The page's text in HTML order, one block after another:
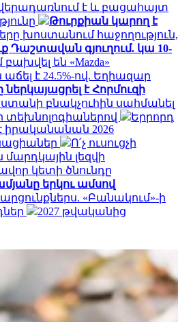
է և բացահայտ
Թուրքիան կարող է
խոստանում հաջողություն,
Դաշտավան գյուղում. կա 10-
են «Mazda»
է 24.5%-ով. Եղիազար
ներկայացրել է Հորմուզի
բնակչուհին սահմանել
տեխնոլոգիաներով
Երրորդ
իրականանան 2026
Ո՛չ ուսուցչի
լեզվի
կետի ծնունդը
երկու ամսով
«Բանակում»-ի
2027 թվականից